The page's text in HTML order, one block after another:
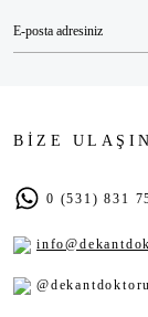
BİZE ULAŞIN
0 (531) 831